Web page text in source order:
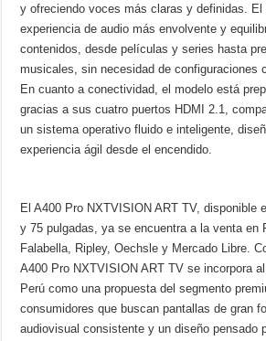
y ofreciendo voces más claras y definidas. El
experiencia de audio más envolvente y
contenidos, desde películas y series hasta
musicales, sin necesidad de configuraciones
En cuanto a conectividad, el modelo está
gracias a sus cuatro puertos HDMI 2.1,
un sistema operativo fluido e inteligente,
experiencia ágil desde el encendido.
El A400 Pro NXTVISION ART TV, disponible
y 75 pulgadas, ya se encuentra a la venta en
Falabella, Ripley, Oechsle y Mercado Libre.
A400 Pro NXTVISION ART TV se incorpora
Perú como una propuesta del segmento
consumidores que buscan pantallas de gran
audiovisual consistente y un diseño pensado